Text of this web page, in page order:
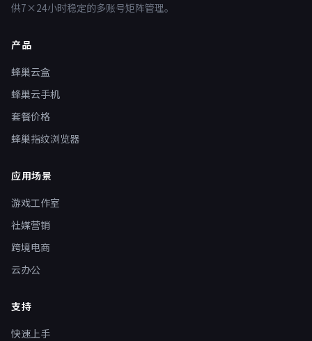
供7×24小时稳定的多账号矩阵管理。
产品
蜂巢云盒
蜂巢云手机
套餐价格
蜂巢指纹浏览器
应用场景
游戏工作室
社媒营销
跨境电商
云办公
支持
快速上手